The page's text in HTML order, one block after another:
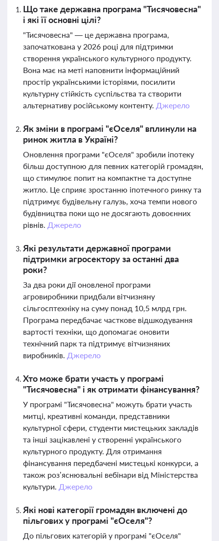
Що таке державна програма "Тисячовесна"
і які її основні цілі?
"Тисячовесна" — це державна програма,
започаткована у 2026 році для підтримки
створення українського культурного продукту.
Вона має на меті наповнити інформаційний
простір українськими історіями, посилити
культурну стійкість суспільства та створити
альтернативу російському контенту. Джерело
Як зміни в програмі "єОселя" вплинули на
ринок житла в Україні?
Оновлення програми "єОселя" зробили іпотеку
більш доступною для певних категорій громадян,
що стимулює попит на компактне та доступне
житло. Це сприяє зростанню іпотечного ринку та
підтримує будівельну галузь, хоча темпи нового
будівництва поки що не досягають довоєнних
рівнів. Джерело
Які результати державної програми
підтримки агросектору за останні два
роки?
За два роки дії оновленої програми
агровиробники придбали вітчизняну
сільгосптехніку на суму понад 10,5 млрд грн.
Програма передбачає часткове відшкодування
вартості техніки, що допомагає оновити
технічний парк та підтримує вітчизняних
виробників. Джерело
Хто може брати участь у програмі
"Тисячовесна" і як отримати фінансування?
У програмі "Тисячовесна" можуть брати участь
митці, креативні команди, представники
культурної сфери, студенти мистецьких закладів
та інші зацікавлені у створенні українського
культурного продукту. Для отримання
фінансування передбачені мистецькі конкурси, а
також роз’яснювальні вебінари від Міністерства
культури. Джерело
Які нові категорії громадян включені до
пільгових у програмі "єОселя"?
До пільгових категорій у програмі "єОселя"